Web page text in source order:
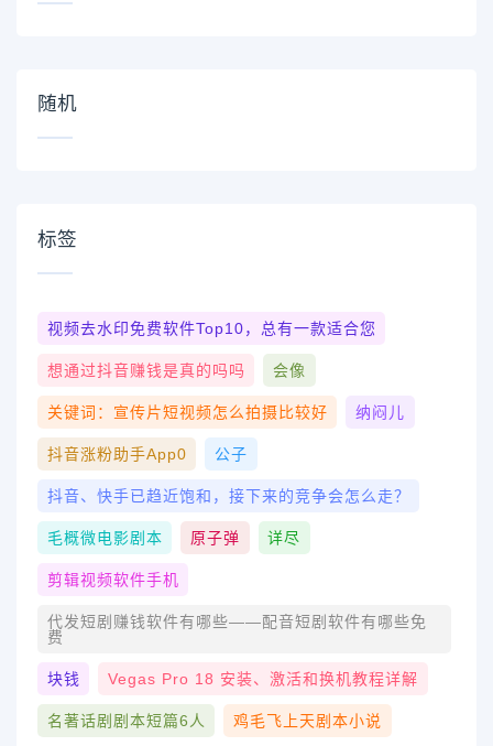
随机
标签
视频去水印免费软件top10，总有一款适合您
想通过抖音赚钱是真的吗吗 会像
关键词：宣传片短视频怎么拍摄比较好 纳闷儿
抖音涨粉助手app0 公子
抖音、快手已趋近饱和，接下来的竞争会怎么走？
毛概微电影剧本 原子弹 详尽
剪辑视频软件手机
代发短剧赚钱软件有哪些——配音短剧软件有哪些免
费
块钱 Vegas Pro 18 安装、激活和换机教程详解
名著话剧剧本短篇6人 鸡毛飞上天剧本小说